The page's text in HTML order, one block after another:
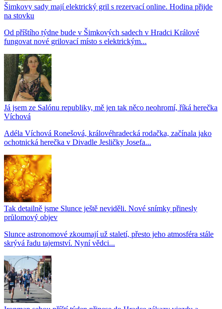
Šimkovy sady mají elektrický gril s rezervací online. Hodina přijde
na stovku
Od příštího týdne bude v Šimkových sadech v Hradci Králové
fungovat nové grilovací místo s elektrickým...
Já jsem ze Salónu republiky, mě jen tak něco neohromí, říká herečka
Víchová
Adéla Víchová Ronešová, královéhradecká rodačka, začínala jako
ochotnická herečka v Divadle Jesličky Josefa...
Tak detailně jsme Slunce ještě neviděli. Nové snímky přinesly
průlomový objev
Slunce astronomové zkoumají už staletí, přesto jeho atmosféra stále
skrývá řadu tajemství. Nyní vědci...